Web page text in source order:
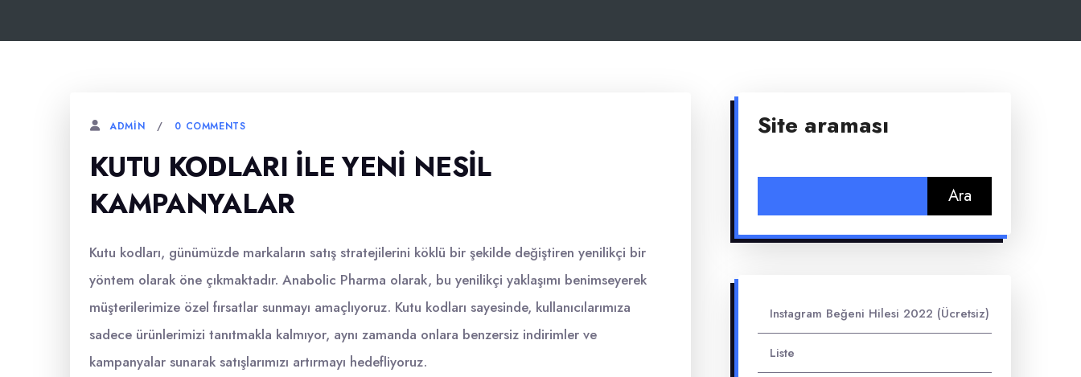
ADMIN 0 COMMENTS
KUTU KODLARI İLE YENI NESIL
KAMPANYALAR
Kutu kodları, günümüzde markaların satış stratejilerini köklü bir şekilde değiştiren yenilikçi bir
yöntem olarak öne çıkmaktadır. Anabolic Pharma olarak, bu yenilikçi yaklaşımı benimseyerek
müşterilerimize özel fırsatlar sunmayı amaçlıyoruz. Kutu kodları sayesinde, kullanıcılarımıza
sadece ürünlerimizi tanıtmakla kalmıyor, aynı zamanda onlara benzersiz indirimler ve
kampanyalar sunarak satışlarımızı artırmayı hedefliyoruz.
Site araması
Instagram Beğeni Hilesi 2022 (Ücretsiz)
Liste